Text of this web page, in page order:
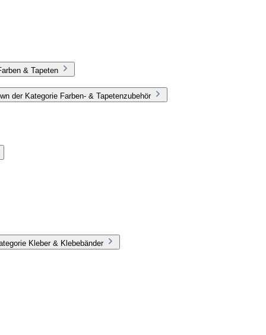
& Tapeten
der Kategorie Farben- & Tapetenzubehör
Kleber & Klebebänder